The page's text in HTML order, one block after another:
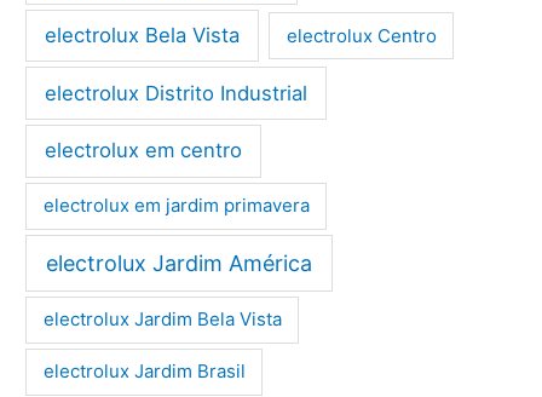
electrolux Bela Vista electrolux Centro
electrolux Distrito Industrial
electrolux em centro
electrolux em jardim primavera
electrolux Jardim América
electrolux Jardim Bela Vista
electrolux Jardim Brasil